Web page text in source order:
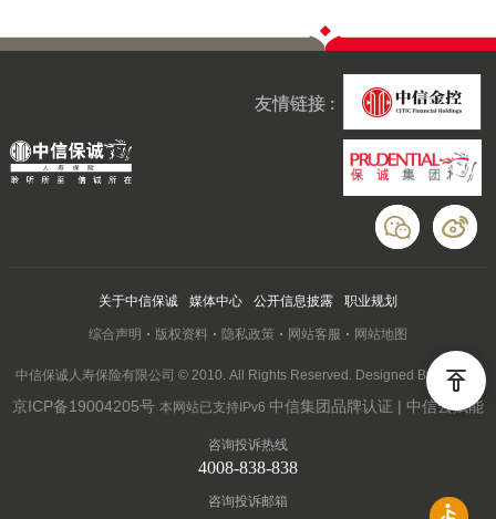
友情链接 :
关于中信保诚 媒体中心 公开信息披露 职业规划
综合声明 版权资料 隐私政策 网站客服 网站地图
中信保诚人寿保险有限公司 © 2010. All Rights Reserved. Designed By Wanhu
京ICP备19004205号 本网站已支持IPv6 中信集团品牌认证 | 中信云赋能
咨询投诉热线
4008-838-838
咨询投诉邮箱